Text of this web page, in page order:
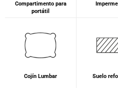
Compartimento para
portátil
Cojín Lumbar Suelo